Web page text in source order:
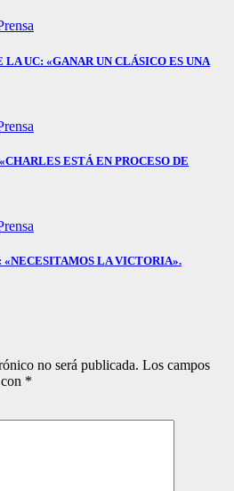
UC: «GANAR UN CLÁSICO ES UNA
ESTÁ EN PROCESO DE
«NECESITAMOS LA VICTORIA».
no será publicada. Los campos
*